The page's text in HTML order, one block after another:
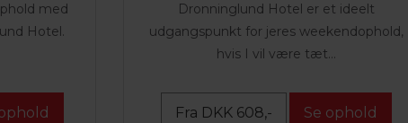
med
Hotel.
Dronninglund Hotel er et ideelt
udgangspunkt for jeres weekendophold,
hvis I vil være tæt...
Fra DKK 608,- Se ophold